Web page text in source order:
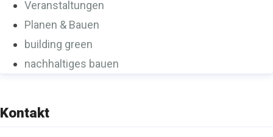
Veranstaltungen
Planen & Bauen
building green
nachhaltiges bauen
Kontakt